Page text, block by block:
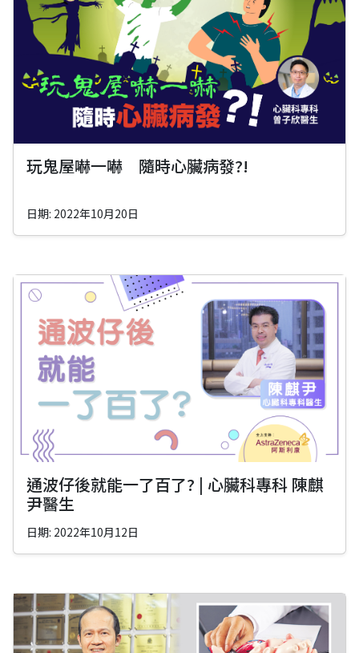
玩鬼屋嚇一嚇 隨時心臟病發?!
日期: 2022年10月20日
通波仔後就能一了百了? | 心臟科專科 陳麒
尹醫生
日期: 2022年10月12日